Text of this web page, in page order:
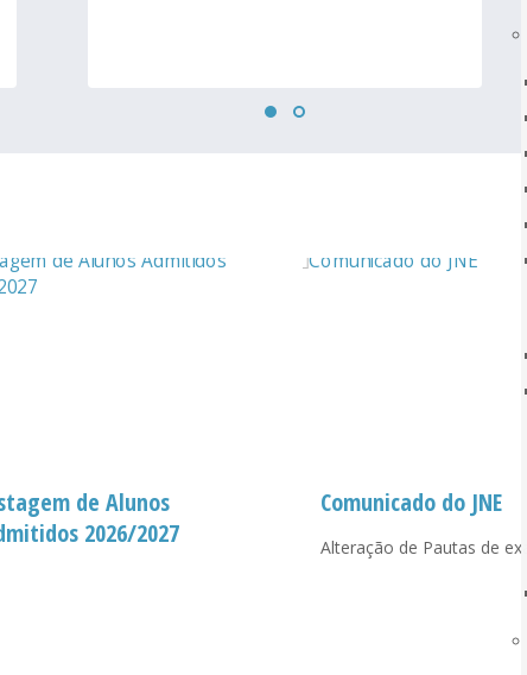
de Alunos
2026/2027
Comunicado do JNE
Alteração de Pautas de